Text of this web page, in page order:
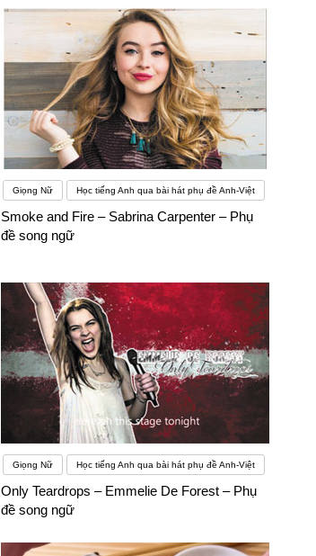
Giọng Nữ Học tiếng Anh qua bài hát phụ đề Anh-Việt
Smoke and Fire – Sabrina Carpenter – Phụ
đề song ngữ
Giọng Nữ Học tiếng Anh qua bài hát phụ đề Anh-Việt
Only Teardrops – Emmelie De Forest – Phụ
đề song ngữ